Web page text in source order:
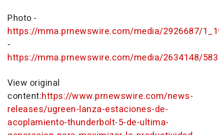
Photo -
https://mma.prnewswire.com/media/2926687/
-
https://mma.prnewswire.com/media/2634148/
View original
content:https://www.prnewswire.com/news-
releases/ugreen-lanza-estaciones-de-
acoplamiento-thunderbolt-5-de-ultima-